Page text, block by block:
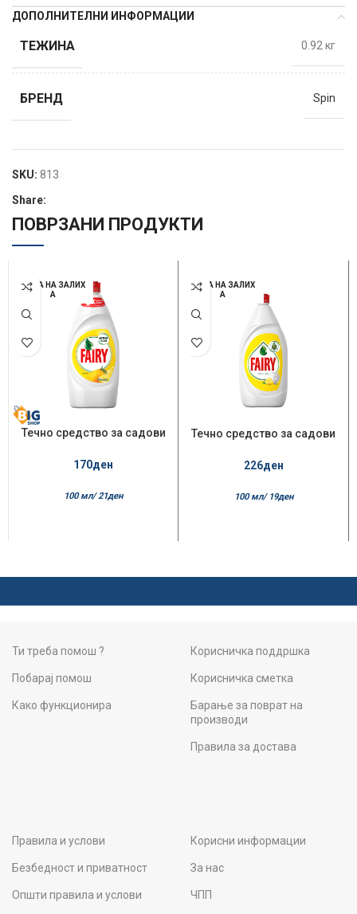
ДОПОЛНИТЕЛНИ ИНФОРМАЦИИ
ТЕЖИНА 0.92 кг
БРЕНД Spin
SKU: 813
Share:
ПОВРЗАНИ ПРОДУКТИ
НЕМА НА ЗАЛИХ
А
Течно средство за садови
170ден
100 мл/ 21ден
НЕМА НА ЗАЛИХ
А
Течно средство за садови
226ден
100 мл/ 19ден
Ти треба помош ?
Побарај помош
Како функционира
Корисничка поддршка
Корисничка сметка
Барање за поврат на
производи
Правила за достава
Правила и услови
Безбедност и приватност
Општи правила и услови
Корисни информации
За нас
ЧПП